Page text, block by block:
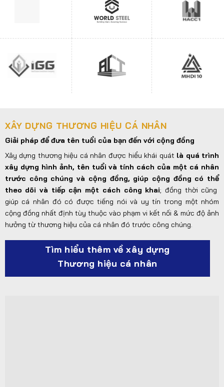
XÂY DỰNG THƯƠNG HIỆU CÁ NHÂN
Giải pháp để đưa tên tuổi của bạn đến với cộng đồng
Xây dựng thương hiệu cá nhân được hiểu khái quát là quá trình
xây dựng hình ảnh, tên tuổi và tính cách của một cá nhân
trước công chúng và cộng đồng, giúp cộng đồng có thể
theo dõi và tiếp cận một cách công khai; đồng thời cũng
giúp cá nhân đó có được tiếng nói và uy tín trong một nhóm
cộng đồng nhất định tùy thuộc vào phạm vi kết nối & mức độ ảnh
hưởng từ thương hiệu của cá nhân đó trước công chúng.
Tìm hiểu thêm về xây dựng
Thương hiệu cá nhân